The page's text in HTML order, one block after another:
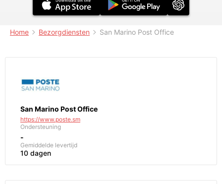
Home Bezorgdiensten San Marino Post Office
San Marino Post Office
https://www.poste.sm
Ondersteuning
-
Gemiddelde levertijd
10 dagen